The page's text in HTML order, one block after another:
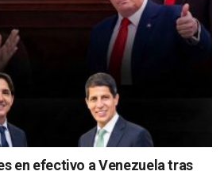
en efectivo a Venezuela tras